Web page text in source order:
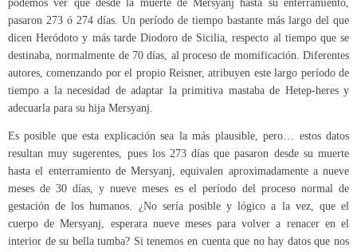
podemos ver que desde la muerte de Mersyanj hasta su enterramiento,
pasaron 273 ó 274 días. Un período de tiempo bastante más largo del que
dicen Heródoto y más tarde Diodoro de Sicilia, respecto al tiempo que se
destinaba, normalmente de 70 días, al proceso de momificación. Diferentes
autores, comenzando por el propio Reisner, atribuyen este largo período de
tiempo a la necesidad de adaptar la primitiva mastaba de Hetep-heres y
adecuarla para su hija Mersyanj.
Es posible que esta explicación sea la más plausible, pero… estos datos
resultan muy sugerentes, pues los 273 días que pasaron desde su muerte
hasta el enterramiento de Mersyanj, equivalen aproximadamente a nueve
meses de 30 días, y nueve meses es el período del proceso normal de
gestación de los humanos. ¿No sería posible y lógico a la vez, que el
cuerpo de Mersyanj, esperara nueve meses para volver a renacer en el
interior de su bella tumba? Si tenemos en cuenta que no hay datos que nos